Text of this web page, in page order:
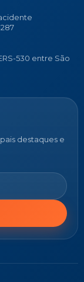
530 entre São
destaques e